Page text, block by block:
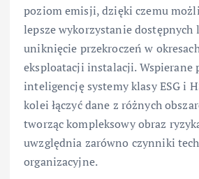
poziom emisji, dzięki czemu
lepsze wykorzystanie
uniknięcie przekroczeń w
eksploatacji instalacji. Wspierane
inteligencję systemy klasy ESG i
kolei łączyć dane z różnych
tworząc kompleksowy obraz
uwzględnia zarówno czynniki
organizacyjne.